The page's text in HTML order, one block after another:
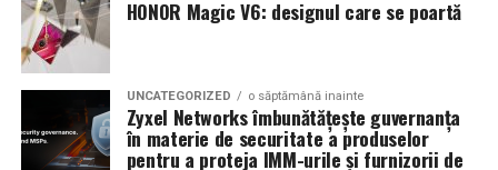
Acces mai bun la foliculii ovarieni la puncție
Reducerea contaminării cu lichidul toxic din
endometriom
Îmbunătățirea mediului folicular
Sistem de stocare: 52 kWh baterii LiFePO4
Dimensiune container transport:3 × 2,5
metri
HONOR Magic V6: designul care se poartă
UNCATEGORIZED o săptămână inainte
Zyxel Networks îmbunătățește guvernanța
în materie de securitate a produselor
pentru a proteja IMM-urile și furnizorii de